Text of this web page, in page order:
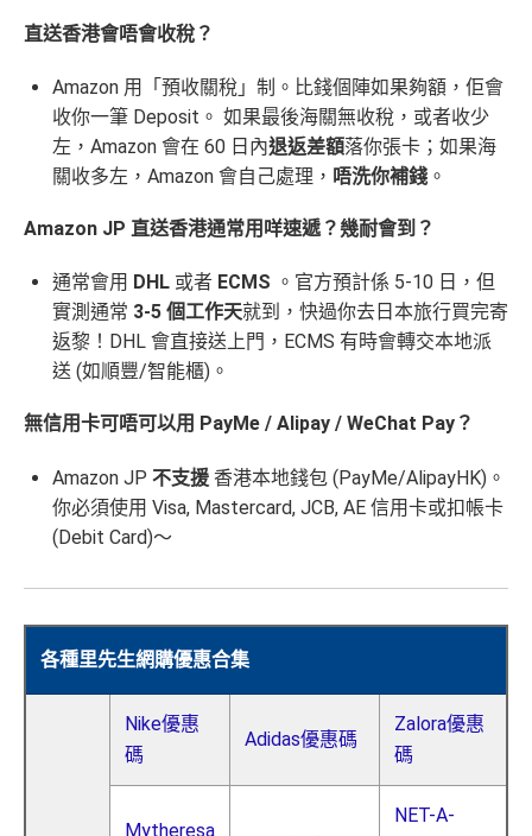
直送香港會唔會收稅？
Amazon 用「預收關稅」制。比錢個陣如果夠額，佢會
收你一筆 Deposit。 如果最後海關無收稅，或者收少
左，Amazon 會在 60 日內退返差額落你張卡；如果海
關收多左，Amazon 會自己處理， 唔洗你補錢 。
Amazon JP 直送香港通常用咩速遞？幾耐會到？
通常會用 DHL 或者 ECMS 。官方預計係 5-10 日，但
實測通常 3-5 個工作天就到，快過你去日本旅行買完寄
返黎！DHL 會直接送上門，ECMS 有時會轉交本地派
送 (如順豐/智能櫃)。
無信用卡可唔可以用 PayMe / Alipay / WeChat Pay？
Amazon JP 不支援 香港本地錢包 (PayMe/AlipayHK)。
你必須使用 Visa, Mastercard, JCB, AE 信用卡或扣帳卡
(Debit Card)～
各種里先生網購優惠合集
Nike優惠
碼
Adidas優惠碼
Zalora優惠
碼
Mytheresa
NET-A-